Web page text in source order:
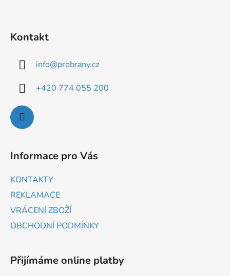
Kontakt
info@probrany.cz
+420 774 055 200
Informace pro Vás
KONTAKTY
REKLAMACE
VRÁCENÍ ZBOŽÍ
OBCHODNÍ PODMÍNKY
Přijímáme online platby